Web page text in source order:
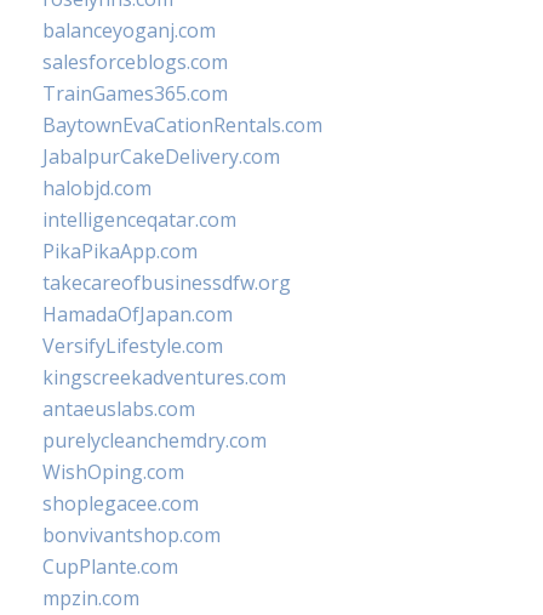
balanceyoganj.com
salesforceblogs.com
TrainGames365.com
BaytownEvaCationRentals.com
JabalpurCakeDelivery.com
halobjd.com
intelligenceqatar.com
PikaPikaApp.com
takecareofbusinessdfw.org
HamadaOfJapan.com
VersifyLifestyle.com
kingscreekadventures.com
antaeuslabs.com
purelycleanchemdry.com
WishOping.com
shoplegacee.com
bonvivantshop.com
CupPlante.com
mpzin.com